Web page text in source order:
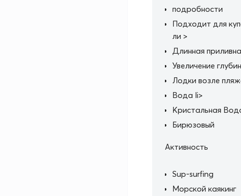
подробности
Подходит для
ли >
Длинная
Увеличение
Лодки возле
Вода li>
Кристальная
Бирюзовый
Активность
Sup-surfing
Морской каякинг